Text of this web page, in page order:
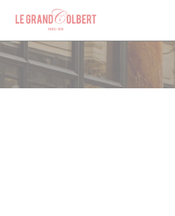
Personalizzazione delle tue scelte sui cookie